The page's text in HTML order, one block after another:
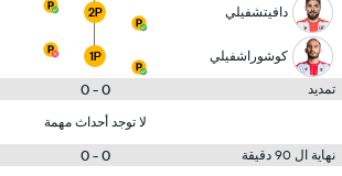
دافيتشفيلي 2P
كوشوراشفيلي 1P
تمديد 0 - 0
لا توجد أحداث مهمة
نهاية ال 90 دقيقة 0 - 0